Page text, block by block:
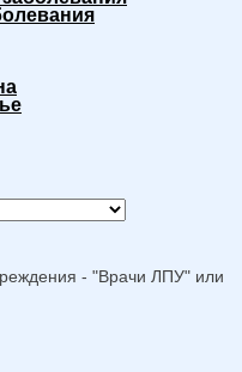
- "Врачи ЛПУ" или